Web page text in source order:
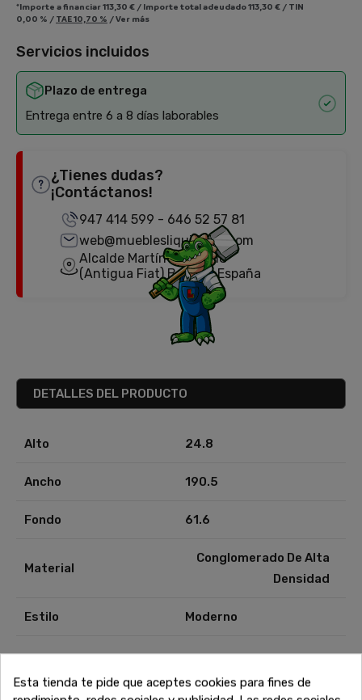
*Importe a financiar113,30 € / Importe total adeudado113,30 € / TIN
0,00 % / TAE10,70 % /Ver más
Servicios incluidos
Plazo de entrega
Entrega entre 6 a 8 días laborables
¿Tienes dudas?
¡Contáctanos!
947 414 599 - 646 52 57 81
web@mueblesliquidator.com
Alcalde Martín Cobos, 18
(Antigua Fiat) Burgos, España
DETALLES DEL PRODUCTO
Alto 24.8
Ancho 190.5
Fondo 61.6
Material
Conglomerado De Alta
Densidad
Estilo Moderno
Esta tienda te pide que aceptes cookies para fines de